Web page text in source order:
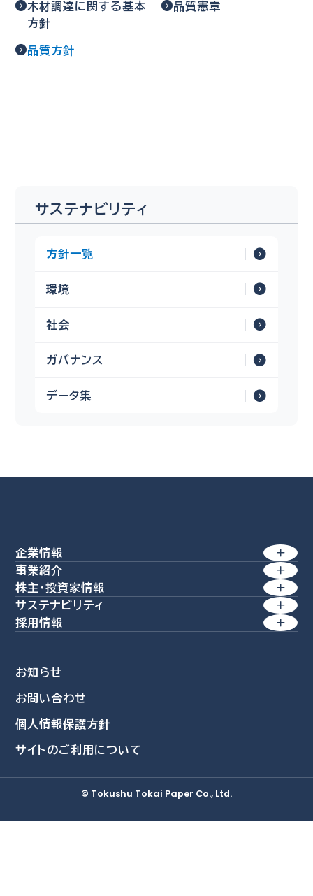
木材調達に関する基本
方針
品質憲章
品質方針
サステナビリティ
方針一覧
環境
社会
ガバナンス
データ集
企業情報
トップメッセージ
経営理念 / 行動規範
コーポレート・アイデンティティー
会社概要
沿革
事業所・グループ拠点
事業紹介
製紙事業
産業素材
環境関連事業
資源再活用
株主・投資家情報
経営方針
株式情報
IRライブラリ
個人投資家の皆さまへ
IRカレンダー
IRに関するよくあるご質問
サステナビリティ
方針一覧
ガバナンス
データ集
統合報告書
ESGデータ集
採用情報
社員を知る
新卒採用情報
採用担当者より
募集要項
お知らせ
お問い合わせ
個人情報保護方針
サイトのご利用について
© Tokushu Tokai Paper Co., Ltd.